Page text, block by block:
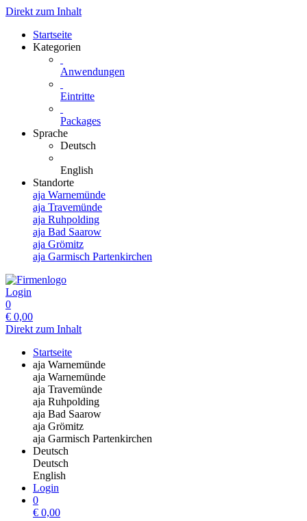
Direkt zum Inhalt
Startseite
Kategorien
Anwendungen
Eintritte
Packages
Sprache
Deutsch
English
Standorte
aja Warnemünde
aja Travemünde
aja Ruhpolding
aja Bad Saarow
aja Grömitz
aja Garmisch Partenkirchen
Login
0
€ 0,00
Direkt zum Inhalt
Startseite
aja Warnemünde
aja Warnemünde
aja Travemünde
aja Ruhpolding
aja Bad Saarow
aja Grömitz
aja Garmisch Partenkirchen
Deutsch
Deutsch
English
Login
0
€ 0,00